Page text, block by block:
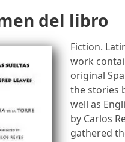
del libro
Fiction.
work
original
the stories
well as
by Carlos
gathered